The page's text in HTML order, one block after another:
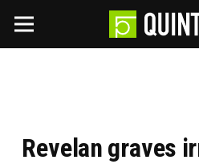
Revelan graves